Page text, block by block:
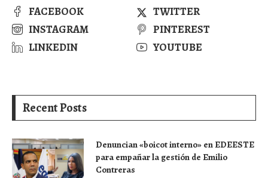
FACEBOOK
TWITTER
INSTAGRAM
PINTEREST
LINKEDIN
YOUTUBE
Recent Posts
Denuncian «boicot interno» en EDEESTE
para empañar la gestión de Emilio
Contreras